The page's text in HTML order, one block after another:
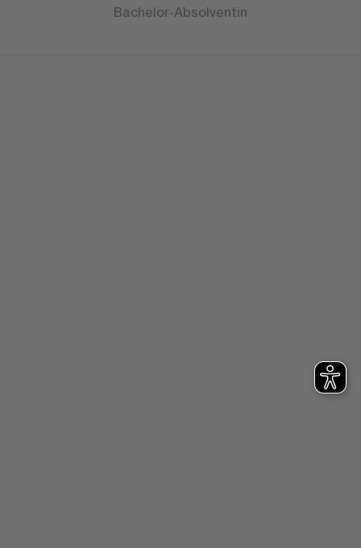
Bachelor-Absolventin